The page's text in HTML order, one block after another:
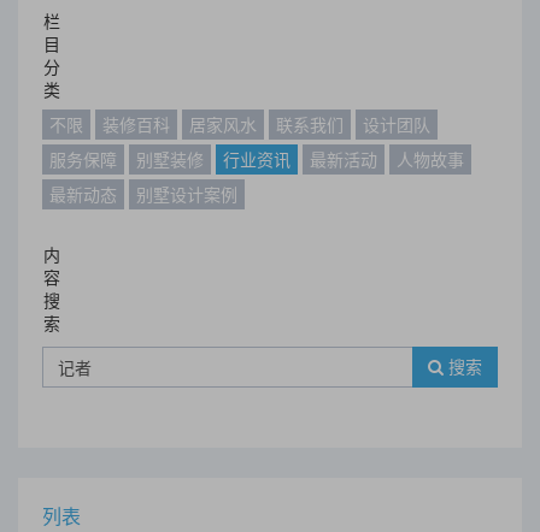
栏
目
分
类
不限
装修百科 居家风水 联系我们
设计团队
服务保障
别墅装修 行业资讯 最新活动
人物故事
最新动态
别墅设计案例
内
容
搜
索
搜索
列表